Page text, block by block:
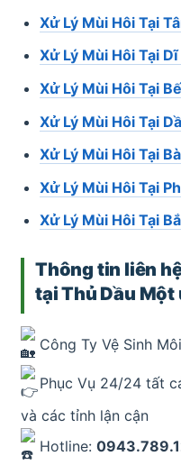
Xử Lý Mùi Hôi Tại
Xử Lý Mùi Hôi Tại
Xử Lý Mùi Hôi Tại
Xử Lý Mùi Hôi Tại
Xử Lý Mùi Hôi Tại
Xử Lý Mùi Hôi Tại
Xử Lý Mùi Hôi Tại
Thông tin liên
tại Thủ Dầu Một
Công Ty Vệ Sinh
Phục Vụ 24/24 tất
và các tỉnh lận cận
Hotline: